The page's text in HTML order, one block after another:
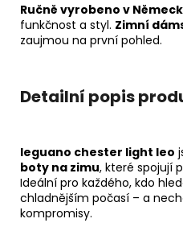
Ručně vyrobeno v
funkčnost a styl. Zimní
zaujmou na první pohled.
Detailní popis
leguano chester light leo
boty na zimu, které spojují
Ideální pro každého, kdo
chladnějším počasí – a
kompromisy.